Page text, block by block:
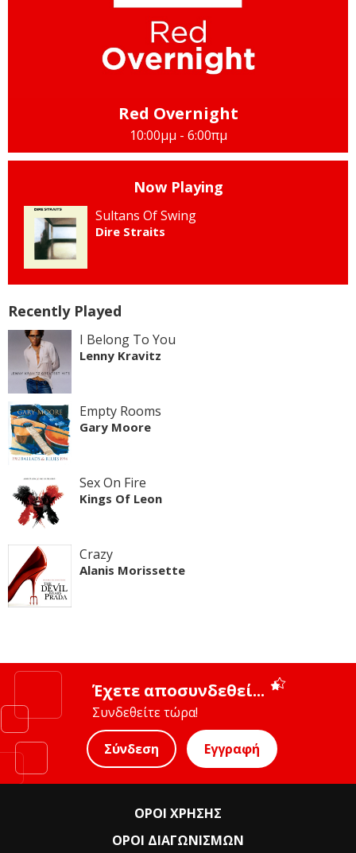
Red Overnight
10:00μμ - 6:00πμ
Now Playing
Sultans Of Swing
Dire Straits
Recently Played
I Belong To You
Lenny Kravitz
Empty Rooms
Gary Moore
Sex On Fire
Kings Of Leon
Crazy
Alanis Morissette
Έχετε αποσυνδεθεί...
Συνδεθείτε τώρα!
Σύνδεση Εγγραφή
ΟΡΟΙ ΧΡΗΣΗΣ
ΟΡΟΙ ΔΙΑΓΩΝΙΣΜΩΝ